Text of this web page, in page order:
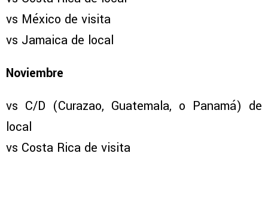
vs México de visita
vs Jamaica de local
Noviembre
vs C/D (Curazao, Guatemala, o Panamá) de
local
vs Costa Rica de visita